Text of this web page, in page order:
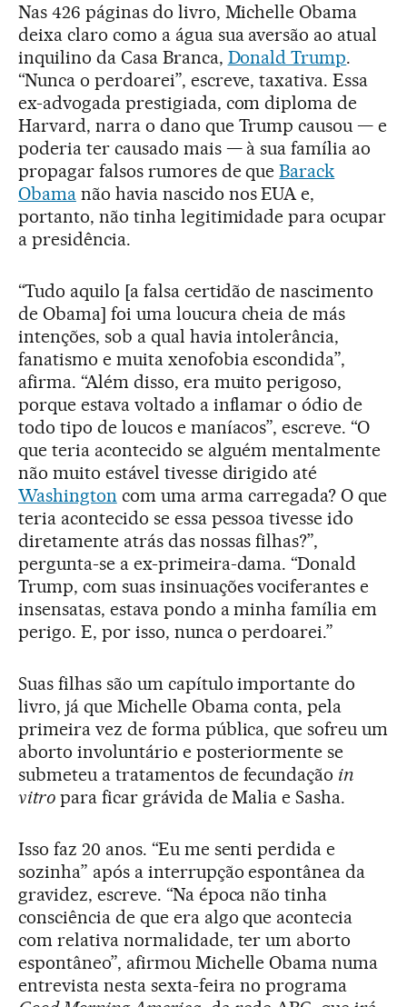
Nas 426 páginas do livro, Michelle Obama
deixa claro como a água sua aversão ao atual
inquilino da Casa Branca, Donald Trump.
“Nunca o perdoarei”, escreve, taxativa. Essa
ex-advogada prestigiada, com diploma de
Harvard, narra o dano que Trump causou — e
poderia ter causado mais — à sua família ao
propagar falsos rumores de queBarack
Obamanão havia nascido nos EUA e,
portanto, não tinha legitimidade para ocupar
a presidência.
“Tudo aquilo [a falsa certidão de nascimento
de Obama] foi uma loucura cheia de más
intenções, sob a qual havia intolerância,
fanatismo e muita xenofobia escondida”,
afirma. “Além disso, era muito perigoso,
porque estava voltado a inflamar o ódio de
todo tipo de loucos e maníacos”, escreve. “O
que teria acontecido se alguém mentalmente
não muito estável tivesse dirigido até
Washington com uma arma carregada? O que
teria acontecido se essa pessoa tivesse ido
diretamente atrás das nossas filhas?”,
pergunta-se a ex-primeira-dama. “Donald
Trump, com suas insinuações vociferantes e
insensatas, estava pondo a minha família em
perigo. E, por isso, nunca o perdoarei.”
Suas filhas são um capítulo importante do
livro, já que Michelle Obama conta, pela
primeira vez de forma pública, que sofreu um
aborto involuntário e posteriormente se
submeteu a tratamentos de fecundação in
vitropara ficar grávida de Malia e Sasha.
Isso faz 20 anos. “Eu me senti perdida e
sozinha” após a interrupção espontânea da
gravidez, escreve. “Na época não tinha
consciência de que era algo que acontecia
com relativa normalidade, ter um aborto
espontâneo”, afirmou Michelle Obama numa
entrevista nesta sexta-feira no programa